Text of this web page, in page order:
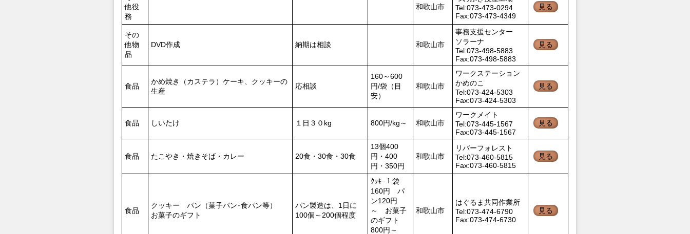
他役
務
和歌山市
Tel:073-473-0294
Fax:073-473-4349
見る
その
他物
品
DVD作成 納期は相談 和歌山市
事務支援センター
ソラーナ
Tel:073-498-5883
Fax:073-498-5883
見る
食品
かめ焼き（カステラ）ケーキ、クッキーの
生産
応相談
160～600
円/袋（目
安）
和歌山市
ワークステーション
かめのこ
Tel:073-424-5303
Fax:073-424-5303
見る
食品 しいたけ １日３０kg 800円/kg～ 和歌山市
ワークメイト
Tel:073-445-1567
Fax:073-445-1567
見る
食品 たこやき・焼きそば・カレー 20食・30食・30食
13個400
円・400
円・350円
和歌山市
リバーフォレスト
Tel:073-460-5815
Fax:073-460-5815
見る
食品
クッキー パン（菓子パン･食パン等）
お菓子のギフト
パン製造は、1日に
100個～200個程度
ｸｯｷｰ１袋
160円 パ
ン120円
～ お菓子
のギフト
800円～
和歌山市
はぐるま共同作業所
Tel:073-474-6790
Fax:073-474-6730
見る